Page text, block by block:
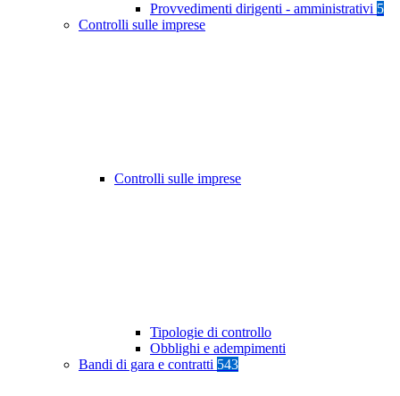
Provvedimenti dirigenti - amministrativi 5
Controlli sulle imprese
Controlli sulle imprese
Tipologie di controllo
Obblighi e adempimenti
Bandi di gara e contratti 543